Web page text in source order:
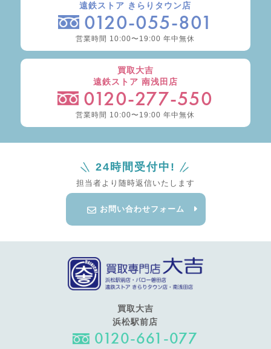
遠鉄ストア きらりタウン店
0120-055-801
営業時間 10:00〜19:00 年中無休
買取大吉
遠鉄ストア 南浅田店
0120-277-550
営業時間 10:00〜19:00 年中無休
24時間受付中!
担当者より随時返信いたします
お問い合わせフォーム
買取大吉
浜松駅前店
0120-661-077